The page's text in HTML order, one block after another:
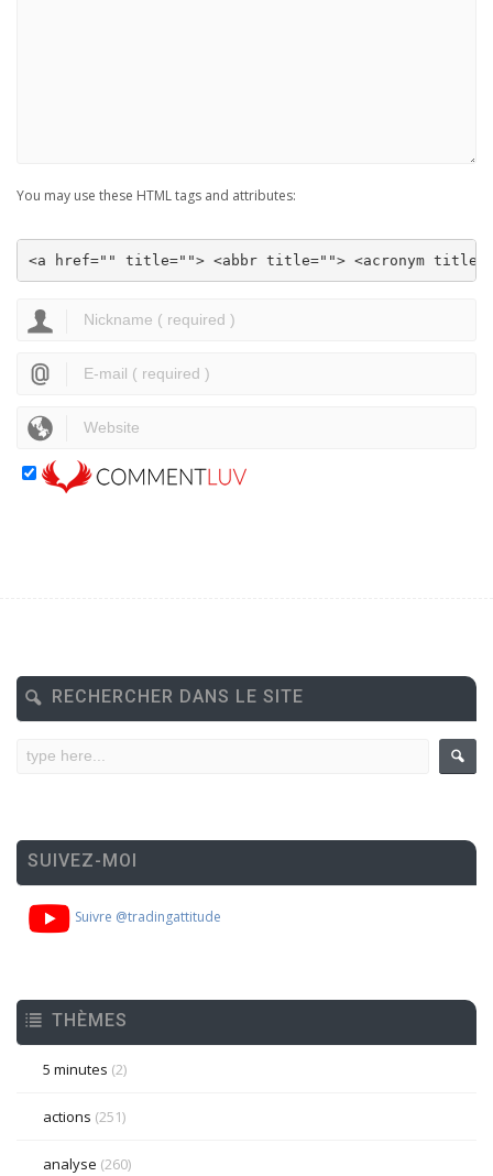
You may use these HTML tags and attributes:
<a href="" title=""> <abbr title=""> <acronym
RECHERCHER DANS LE SITE
SUIVEZ-MOI
Suivre @tradingattitude
THÈMES
5 minutes (2)
actions (251)
analyse (260)